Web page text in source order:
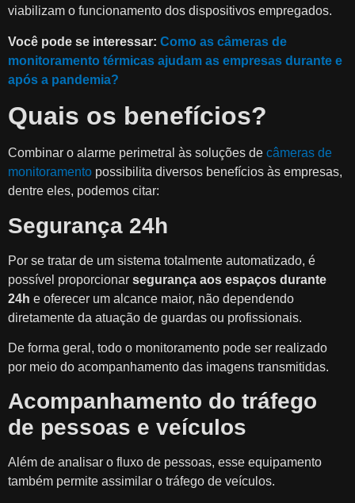
viabilizam o funcionamento dos dispositivos empregados.
Você pode se interessar: Como as câmeras de
monitoramento térmicas ajudam as empresas durante e
após a pandemia?
Quais os benefícios?
Combinar o alarme perimetral às soluções de câmeras de
monitoramento possibilita diversos benefícios às empresas,
dentre eles, podemos citar:
Segurança 24h
Por se tratar de um sistema totalmente automatizado, é
possível proporcionar segurança aos espaços durante
24h e oferecer um alcance maior, não dependendo
diretamente da atuação de guardas ou profissionais.
De forma geral, todo o monitoramento pode ser realizado
por meio do acompanhamento das imagens transmitidas.
Acompanhamento do tráfego
de pessoas e veículos
Além de analisar o fluxo de pessoas, esse equipamento
também permite assimilar o tráfego de veículos.